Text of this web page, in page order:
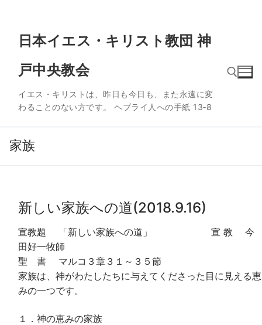
日本イエス・キリスト教団 神
戸中央教会
イエス・キリストは、昨日も今日も、また永遠に変
わることのない方です。 ヘブライ人への手紙 13‐8
家族
新しい家族への道(2018.9.16)
宣教題 「新しい家族への道」 宣 教 今
田好一牧師
聖 書 マルコ３章３１～３５節
家族は、神がわたしたちに与えてくださった目に見える恵
みの一つです。
１．神の恵みの家族